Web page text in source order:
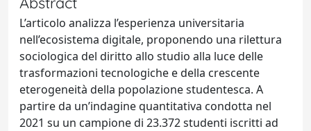
L’articolo analizza l’esperienza universitaria
nell’ecosistema digitale, proponendo una rilettura
sociologica del diritto allo studio alla luce delle
trasformazioni tecnologiche e della crescente
eterogeneità della popolazione studentesca. A
partire da un’indagine quantitativa condotta nel
2021 su un campione di 23.372 studenti iscritti ad